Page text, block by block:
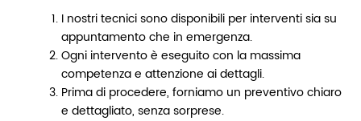
I nostri tecnici sono disponibili per interventi sia su
appuntamento che in emergenza.
Ogni intervento è eseguito con la massima
competenza e attenzione ai dettagli.
Prima di procedere, forniamo un preventivo chiaro
e dettagliato, senza sorprese.